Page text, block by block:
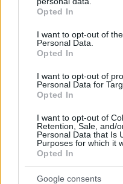
grant or deny consent to
use your data for below
consent section.
Opted In
I want to opt-out of
Personal Data.
Opted In
I want to opt-out of
Personal Data for
Opted In
I want to opt-out of
Retention, Sale, and/
Personal Data that Is
Purposes for which it
Opted In
Google consents
Νέες καταγγελίες στην
Γρατσία, Γαλανός,
μετέτρεψαν σε φοβικό
πριν 27 λεπτά
ΔΕΙΤΕ ΟΛΕΣ ΤΙΣ
ΤΑ ΠΙΟ